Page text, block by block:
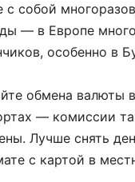
с собой
— в Европе
особенно в
обмена валюты в
— комиссии
Лучше снять
с картой в